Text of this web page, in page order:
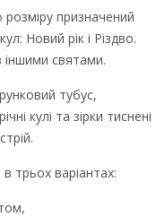
призначений
Новий рік і Різдво.
іншими святами.
тубус,
кулі та зірки тиснені
в трьох варіантах: